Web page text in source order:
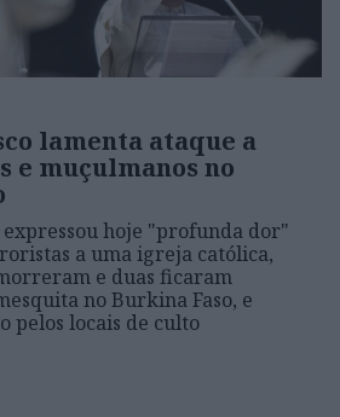
lamenta ataque a
e muçulmanos no
expressou hoje "profunda dor"
a uma igreja católica,
e duas ficaram
no Burkina Faso, e
pelos locais de culto